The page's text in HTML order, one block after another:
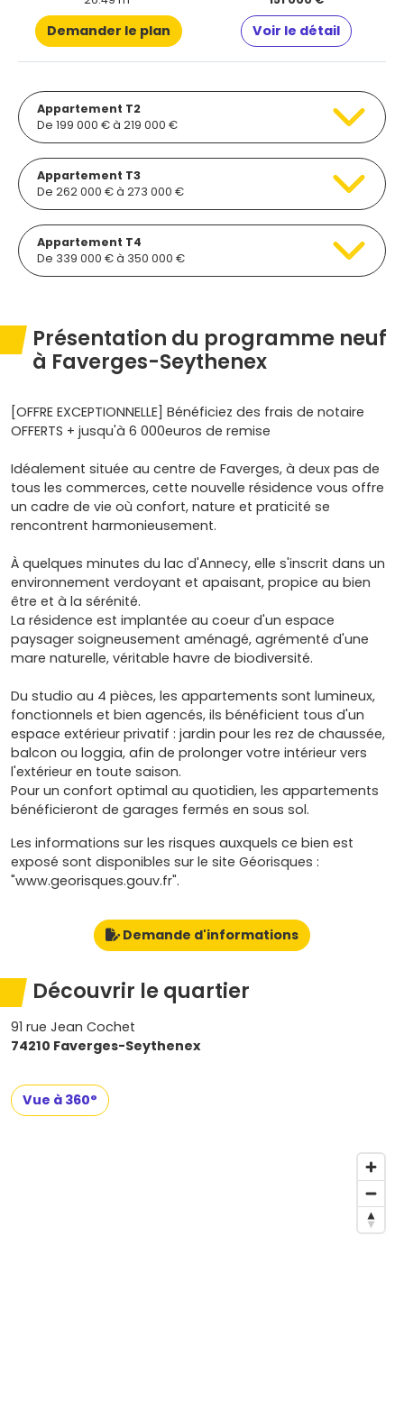
Demander le plan Voir le détail
Appartement T2
De 199 000 € à 219 000 €
Appartement T3
De 262 000 € à 273 000 €
Appartement T4
De 339 000 € à 350 000 €
Présentation du programme neuf
à Faverges-Seythenex
[OFFRE EXCEPTIONNELLE] Bénéficiez des frais de notaire
OFFERTS + jusqu'à 6 000euros de remise
Idéalement située au centre de Faverges, à deux pas de
tous les commerces, cette nouvelle résidence vous offre
un cadre de vie où confort, nature et praticité se
rencontrent harmonieusement.
À quelques minutes du lac d'Annecy, elle s'inscrit dans un
environnement verdoyant et apaisant, propice au bien
être et à la sérénité.
La résidence est implantée au coeur d'un espace
paysager soigneusement aménagé, agrémenté d'une
mare naturelle, véritable havre de biodiversité.
Du studio au 4 pièces, les appartements sont lumineux,
fonctionnels et bien agencés, ils bénéficient tous d'un
espace extérieur privatif : jardin pour les rez de chaussée,
balcon ou loggia, afin de prolonger votre intérieur vers
l'extérieur en toute saison.
Pour un confort optimal au quotidien, les appartements
bénéficieront de garages fermés en sous sol.
Les informations sur les risques auxquels ce bien est
exposé sont disponibles sur le site Géorisques :
"www.georisques.gouv.fr".
Demande d'informations
Découvrir le quartier
91 rue Jean Cochet
74210 Faverges-Seythenex
Vue à 360°